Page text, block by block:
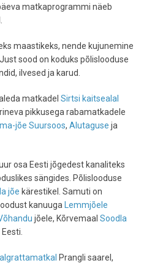
matkaprogrammi näeb
maastikeks, nende kujunemine
sood on koduks põlislooduse
ilvesed ja karud.
matkadel Sirtsi kaitsealal
pikkusega rabamatkadele
jõe Suursoos, Alutaguse ja
osa Eesti jõgedest kanaliteks
sängides. Põlislooduse
jõe kärestikel. Samuti on
kanuuga
Lemmjõele
jõele, Kõrvemaal Soodla
Prangli saarel,